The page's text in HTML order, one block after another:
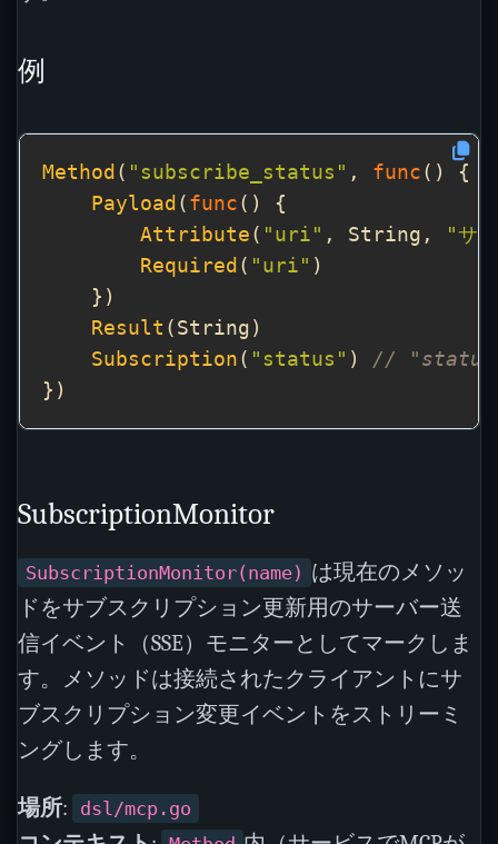
例
Method ( "subscribe_status" , func
Payload ( func
Attribute ( "uri" , String,
"サ
Required ( "uri"
Result
Subscription ( "status" ) // "status"
SubscriptionMonitor
SubscriptionMonitor(name) は現在のメソッ
ドをサブスクリプション更新用のサーバー送
信イベント（SSE）モニターとしてマークしま
す。メソッドは接続されたクライアントにサ
ブスクリプション変更イベントをストリーミ
ングします。
場所: dsl/mcp.go